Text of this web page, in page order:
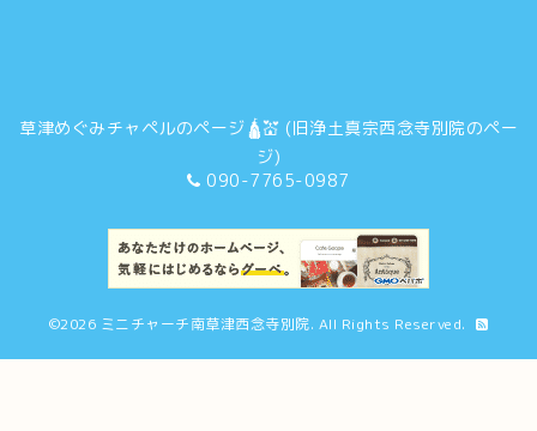
草津めぐみチャペルのページ🛕💒 (旧浄土真宗西念寺別院のペー
ジ)
090-7765-0987
©2026 ミニチャーチ南草津西念寺別院. All Rights Reserved.